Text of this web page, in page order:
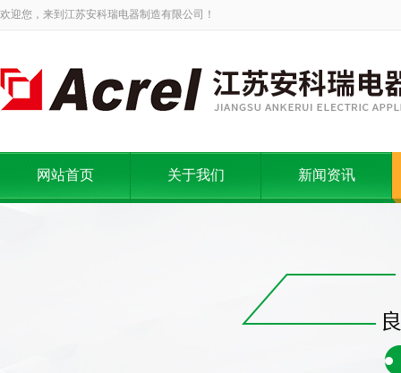
欢迎您，来到江苏安科瑞电器制造有限公司！
网站首页 关于我们 新闻资讯